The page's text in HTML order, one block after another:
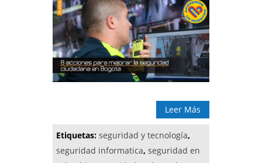
Leer Más
Etiquetas: seguridad y tecnología,
seguridad informatica, seguridad en